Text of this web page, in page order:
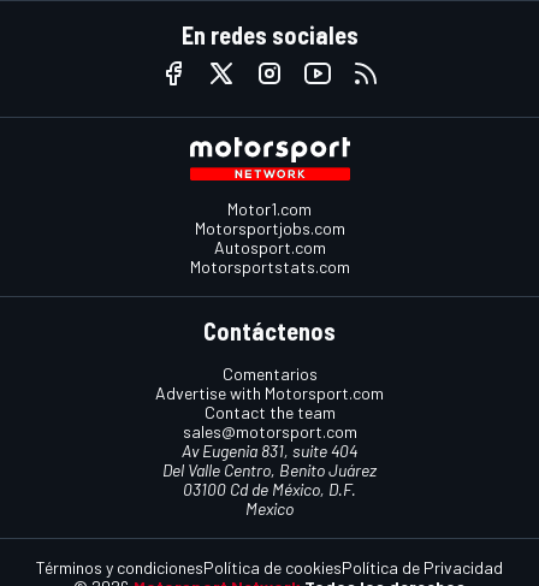
En redes sociales
Motor1.com
Motorsportjobs.com
Autosport.com
Motorsportstats.com
Contáctenos
Comentarios
Advertise with Motorsport.com
Contact the team
sales@motorsport.com
Av Eugenia 831, suite 404
Del Valle Centro, Benito Juárez
03100 Cd de México, D.F.
Mexico
Términos y condicionesPolítica de cookiesPolítica de Privacidad